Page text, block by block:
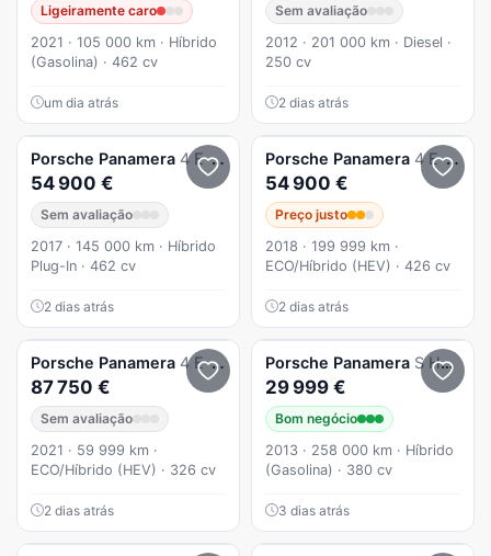
Ligeiramente caro
2021 · 105 000 km · Híbrido
(Gasolina) · 462 cv
um dia atrás
Sem avaliação
2012 · 201 000 km · Diesel ·
250 cv
2 dias atrás
Porsche Panamera 4 E-Hybrid
54 900 €
Sem avaliação
2017 · 145 000 km · Híbrido
Plug-In · 462 cv
2 dias atrás
Porsche Panamera 4 E-Hybrid Sport Turismo
54 900 €
Preço justo
2018 · 199 999 km ·
ECO/Híbrido (HEV) · 426 cv
2 dias atrás
Porsche Panamera 4 E-Hybrid
87 750 €
Sem avaliação
2021 · 59 999 km ·
ECO/Híbrido (HEV) · 326 cv
2 dias atrás
Porsche Panamera S Hybrid
29 999 €
Bom negócio
2013 · 258 000 km · Híbrido
(Gasolina) · 380 cv
3 dias atrás